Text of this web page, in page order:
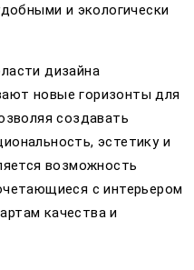
и экологически
дизайна
новые горизонты для
создавать
эстетику и
возможность
с интерьером
качества и